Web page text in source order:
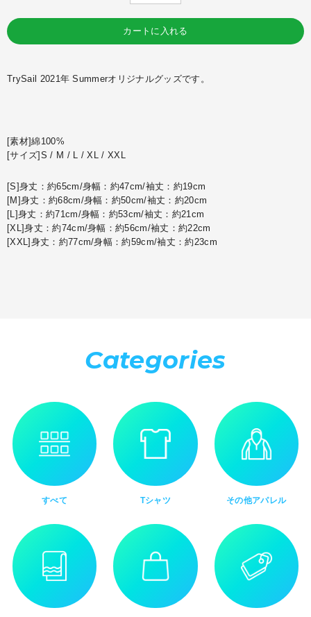
カートに入れる
TrySail 2021年 Summerオリジナルグッズです。
[素材]綿100%
[サイズ]S / M / L / XL / XXL
[S]身丈：約65cm/身幅：約47cm/袖丈：約19cm
[M]身丈：約68cm/身幅：約50cm/袖丈：約20cm
[L]身丈：約71cm/身幅：約53cm/袖丈：約21cm
[XL]身丈：約74cm/身幅：約56cm/袖丈：約22cm
[XXL]身丈：約77cm/身幅：約59cm/袖丈：約23cm
Categories
すべて Tシャツ その他アパレル